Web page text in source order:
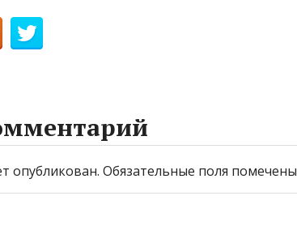
опубликован. Обязательные поля помечены